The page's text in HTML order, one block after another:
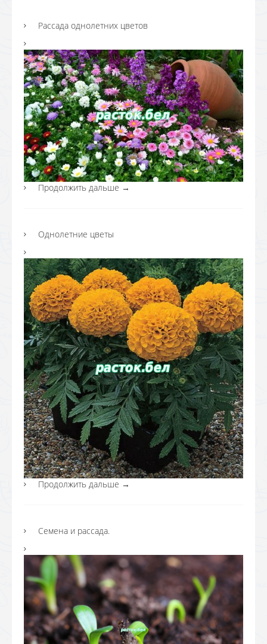
Рассада однолетних цветов
Продолжить дальше →
Однолетние цветы
Продолжить дальше →
Семена и рассада.